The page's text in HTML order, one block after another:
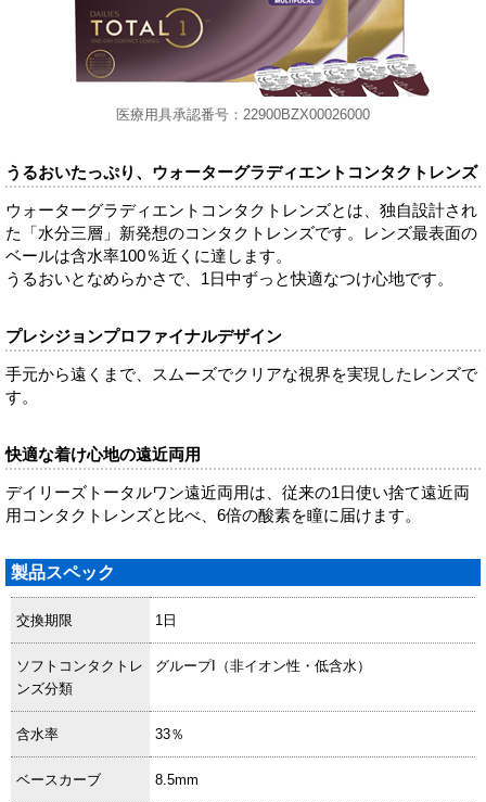
医療用具承認番号：22900BZX00026000
うるおいたっぷり、ウォーターグラディエントコンタクトレンズ
ウォーターグラディエントコンタクトレンズとは、独自設計され
た「水分三層」新発想のコンタクトレンズです。レンズ最表面の
ベールは含水率100％近くに達します。
うるおいとなめらかさで、1日中ずっと快適なつけ心地です。
プレシジョンプロファイナルデザイン
手元から遠くまで、スムーズでクリアな視界を実現したレンズで
す。
快適な着け心地の遠近両用
デイリーズトータルワン遠近両用は、従来の1日使い捨て遠近両
用コンタクトレンズと比べ、6倍の酸素を瞳に届けます。
製品スペック
交換期限 1日
ソフトコンタクトレ
ンズ分類
グループI（非イオン性・低含水）
含水率 33％
ベースカーブ 8.5mm